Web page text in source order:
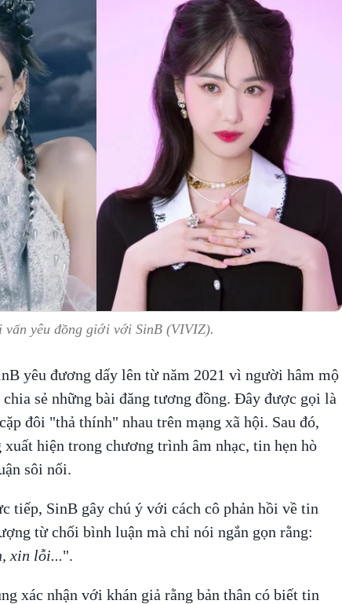
vấn yêu đồng giới với SinB (VIVIZ).
yêu đương dấy lên từ năm 2021 vì người hâm mộ
sẻ những bài đăng tương đồng. Đây được gọi là
đôi "thả thính" nhau trên mạng xã hội. Sau đó,
hiện trong chương trình âm nhạc, tin hẹn hò
sôi nổi.
tiếp, SinB gây chú ý với cách cô phản hồi về tin
từ chối bình luận mà chỉ nói ngắn gọn rằng:
xin lỗi...".
xác nhận với khán giả rằng bản thân có biết tin